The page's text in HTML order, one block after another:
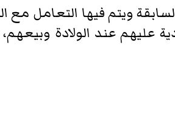
ويتم فيها التعامل مع
عليهم عند الولادة